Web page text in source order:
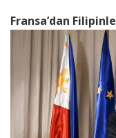
Fransa’dan